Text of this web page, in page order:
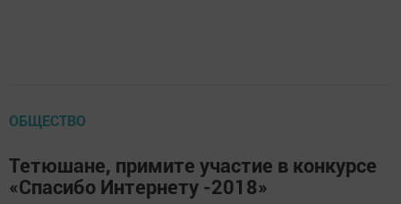
ОБЩЕСТВО
Тетюшане, примите участие в конкурсе
«Спасибо Интернету -2018»